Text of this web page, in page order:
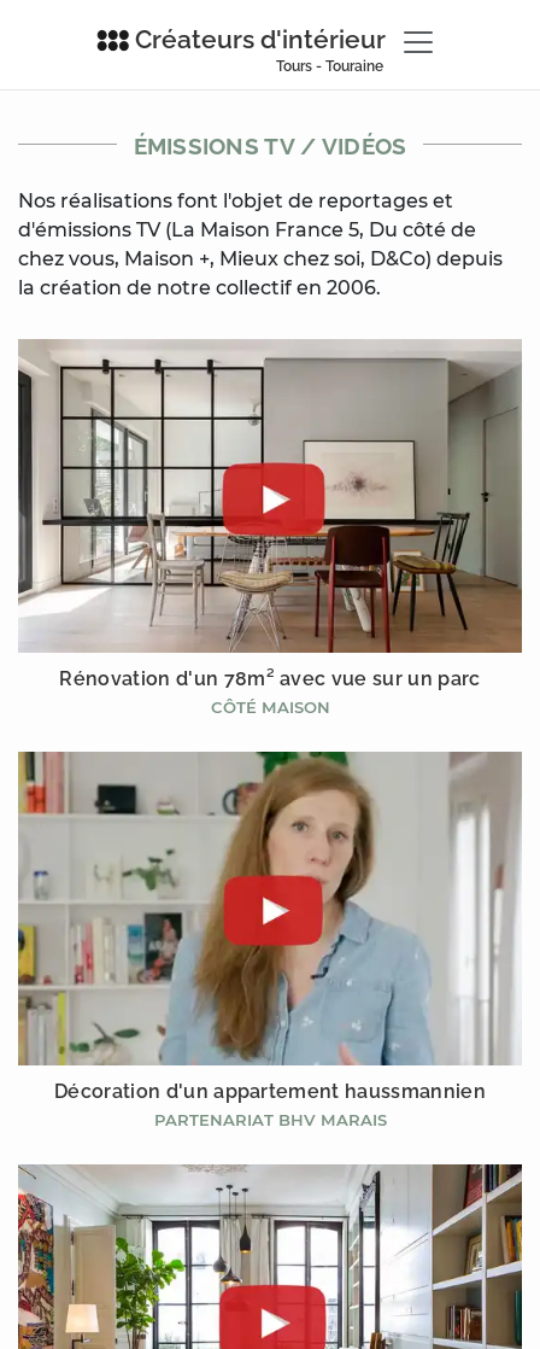
Créateurs d'intérieur
Tours - Touraine
ÉMISSIONS TV / VIDÉOS
Nos réalisations font l'objet de reportages et
d'émissions TV (La Maison France 5, Du côté de
chez vous, Maison +, Mieux chez soi, D&Co) depuis
la création de notre collectif en 2006.
Rénovation d'un 78m² avec vue sur un parc
CÔTÉ MAISON
Décoration d'un appartement haussmannien
PARTENARIAT BHV MARAIS